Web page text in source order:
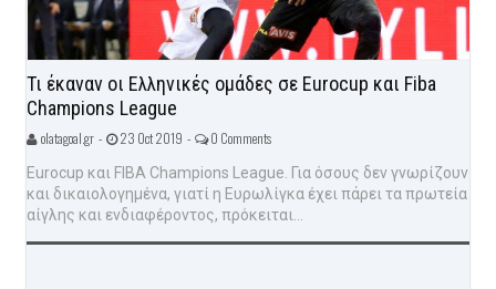
Τι έκαναν οι Ελληνικές ομάδες σε Eurocup και Fiba
Champions League
olatagoal.gr - 23 Oct 2019 - 0 Comments
Eurocup και FIBA Champions League. Για όσους δεν γνωρίζουν
και δικαιολογημένα, γιατί η Ευρωλίγκα έχει πάρει τα πρωτεία
αίγλης και ενδιαφέροντος, πρόκειται...